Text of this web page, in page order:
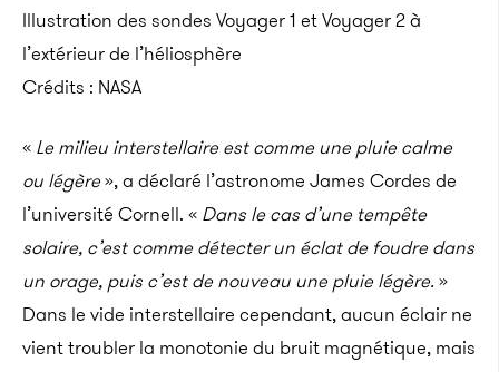
Illustration des sondes Voyager 1 et Voyager 2 à
l’extérieur de l’héliosphère
Crédits : NASA
« Le milieu interstellaire est comme une pluie calme
ou légère», a déclaré l’astronome James Cordes de
l’université Cornell. « Dans le cas d’une tempête
solaire, c’est comme détecter un éclat de foudre dans
un orage, puis c’est de nouveau une pluie légère.»
Dans le vide interstellaire cependant, aucun éclair ne
vient troubler la monotonie du bruit magnétique, mais